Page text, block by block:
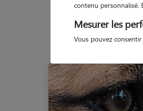
contenu personnalisé.
Mesurer les
Vous pouvez